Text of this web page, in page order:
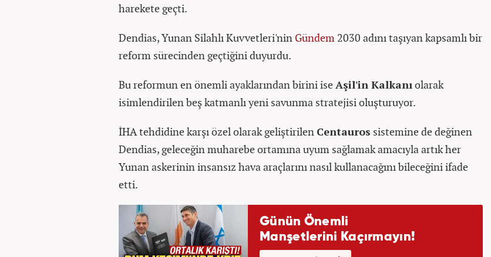
harekete geçti.
Dendias, Yunan Silahlı Kuvvetleri'nin Gündem 2030 adını taşıyan kapsamlı bir
reform sürecinden geçtiğini duyurdu.
Bu reformun en önemli ayaklarından birini iseAşil'in Kalkanıolarak
isimlendirilen beş katmanlı yeni savunma stratejisi oluşturuyor.
İHA tehdidine karşı özel olarak geliştirilen Centauros sistemine de değinen
Dendias, geleceğin muharebe ortamına uyum sağlamak amacıyla artık her
Yunan askerinin insansız hava araçlarını nasıl kullanacağını bileceğini ifade
etti.